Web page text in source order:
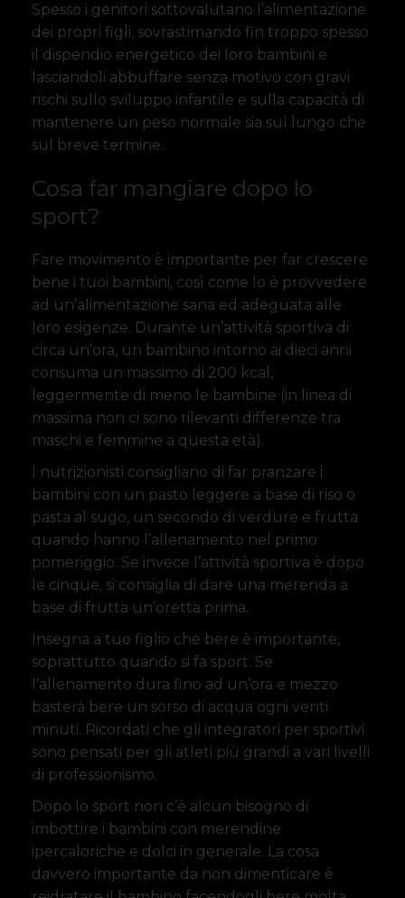
Spesso i genitori sottovalutano l’alimentazione
dei propri figli, sovrastimando fin troppo spesso
il dispendio energetico dei loro bambini e
lasciandoli abbuffare senza motivo con gravi
rischi sullo sviluppo infantile e sulla capacità di
mantenere un peso normale sia sul lungo che
sul breve termine.
Cosa far mangiare dopo lo
sport?
Fare movimento è importante per far crescere
bene i tuoi bambini, così come lo è provvedere
ad un’alimentazione sana ed adeguata alle
loro esigenze. Durante un’attività sportiva di
circa un’ora, un bambino intorno ai dieci anni
consuma un massimo di 200 kcal,
leggermente di meno le bambine (in linea di
massima non ci sono rilevanti differenze tra
maschi e femmine a questa età).
I nutrizionisti consigliano di far pranzare i
bambini con un pasto leggere a base di riso o
pasta al sugo, un secondo di verdure e frutta
quando hanno l’allenamento nel primo
pomeriggio. Se invece l’attività sportiva è dopo
le cinque, si consiglia di dare una merenda a
base di frutta un’oretta prima.
Insegna a tuo figlio che bere è importante,
soprattutto quando si fa sport. Se
l’allenamento dura fino ad un’ora e mezzo
basterà bere un sorso di acqua ogni venti
minuti. Ricordati che gli integratori per sportivi
sono pensati per gli atleti più grandi a vari livelli
di professionismo.
Dopo lo sport non c’è alcun bisogno di
imbottire i bambini con merendine
ipercaloriche e dolci in generale. La cosa
davvero importante da non dimenticare è